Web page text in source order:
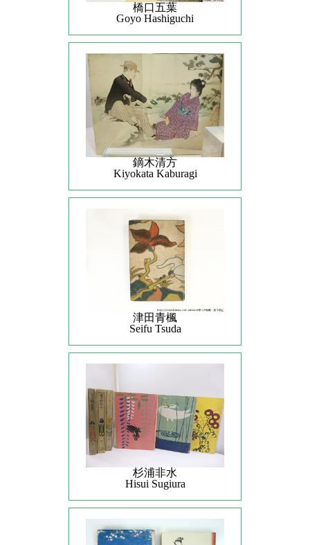
橋口五葉
Goyo Hashiguchi
鏑木清方
Kiyokata Kaburagi
津田青楓
Seifu Tsuda
杉浦非水
Hisui Sugiura